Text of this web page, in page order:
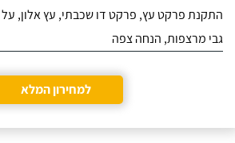
התקנת פרקט עץ, פרקט דו שכבתי, עץ אלון, על
גבי מרצפות, הנחה צפה
למחירון המלא